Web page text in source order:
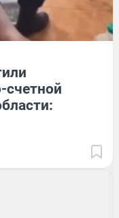
счетной